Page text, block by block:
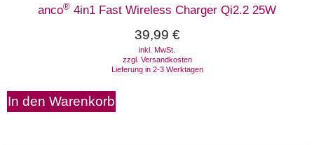
anco® 4in1 Fast Wireless Charger Qi2.2 25W
39,99 €
inkl. MwSt.
zzgl. Versandkosten
Lieferung in 2-3 Werktagen
In den Warenkorb